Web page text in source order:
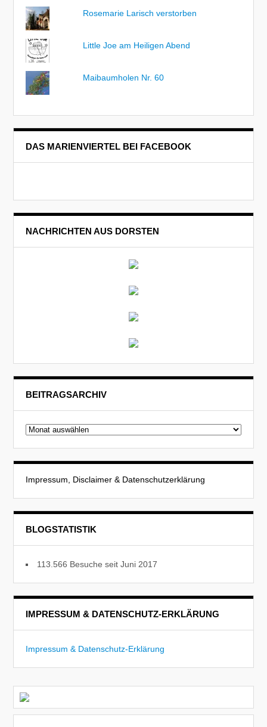
Rosemarie Larisch verstorben
Little Joe am Heiligen Abend
Maibaumholen Nr. 60
DAS MARIENVIERTEL BEI FACEBOOK
NACHRICHTEN AUS DORSTEN
BEITRAGSARCHIV
Beitragsarchiv
Impressum, Disclaimer & Datenschutzerklärung
BLOGSTATISTIK
113.566 Besuche seit Juni 2017
IMPRESSUM & DATENSCHUTZ-ERKLÄRUNG
Impressum & Datenschutz-Erklärung